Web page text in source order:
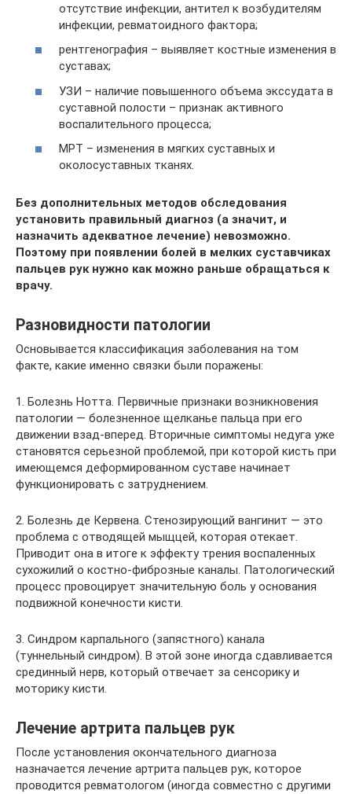
отсутствие инфекции, антител к возбудителям
инфекции, ревматоидного фактора;
рентгенография – выявляет костные изменения в
суставах;
УЗИ – наличие повышенного объема экссудата в
суставной полости – признак активного
воспалительного процесса;
МРТ – изменения в мягких суставных и
околосуставных тканях.
Без дополнительных методов обследования
установить правильный диагноз (а значит, и
назначить адекватное лечение) невозможно.
Поэтому при появлении болей в мелких суставчиках
пальцев рук нужно как можно раньше обращаться к
врачу.
Разновидности патологии
Основывается классификация заболевания на том
факте, какие именно связки были поражены:
1. Болезнь Нотта. Первичные признаки возникновения
патологии — болезненное щелканье пальца при его
движении взад-вперед. Вторичные симптомы недуга уже
становятся серьезной проблемой, при которой кисть при
имеющемся деформированном суставе начинает
функционировать с затруднением.
2. Болезнь де Кервена. Стенозирующий вангинит — это
проблема с отводящей мыщцей, которая отекает.
Приводит она в итоге к эффекту трения воспаленных
сухожилий о костно-фиброзные каналы. Патологический
процесс провоцирует значительную боль у основания
подвижной конечности кисти.
3. Синдром карпального (запястного) канала
(туннельный синдром). В этой зоне иногда сдавливается
срединный нерв, который отвечает за сенсорику и
моторику кисти.
Лечение артрита пальцев рук
После установления окончательного диагноза
назначается лечение артрита пальцев рук, которое
проводится ревматологом (иногда совместно с другими